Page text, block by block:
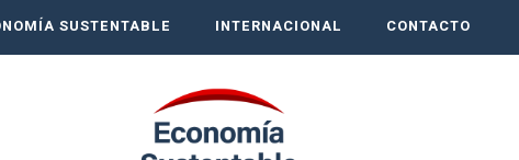
SUSTENTABLE INTERNACIONAL CONTACTO